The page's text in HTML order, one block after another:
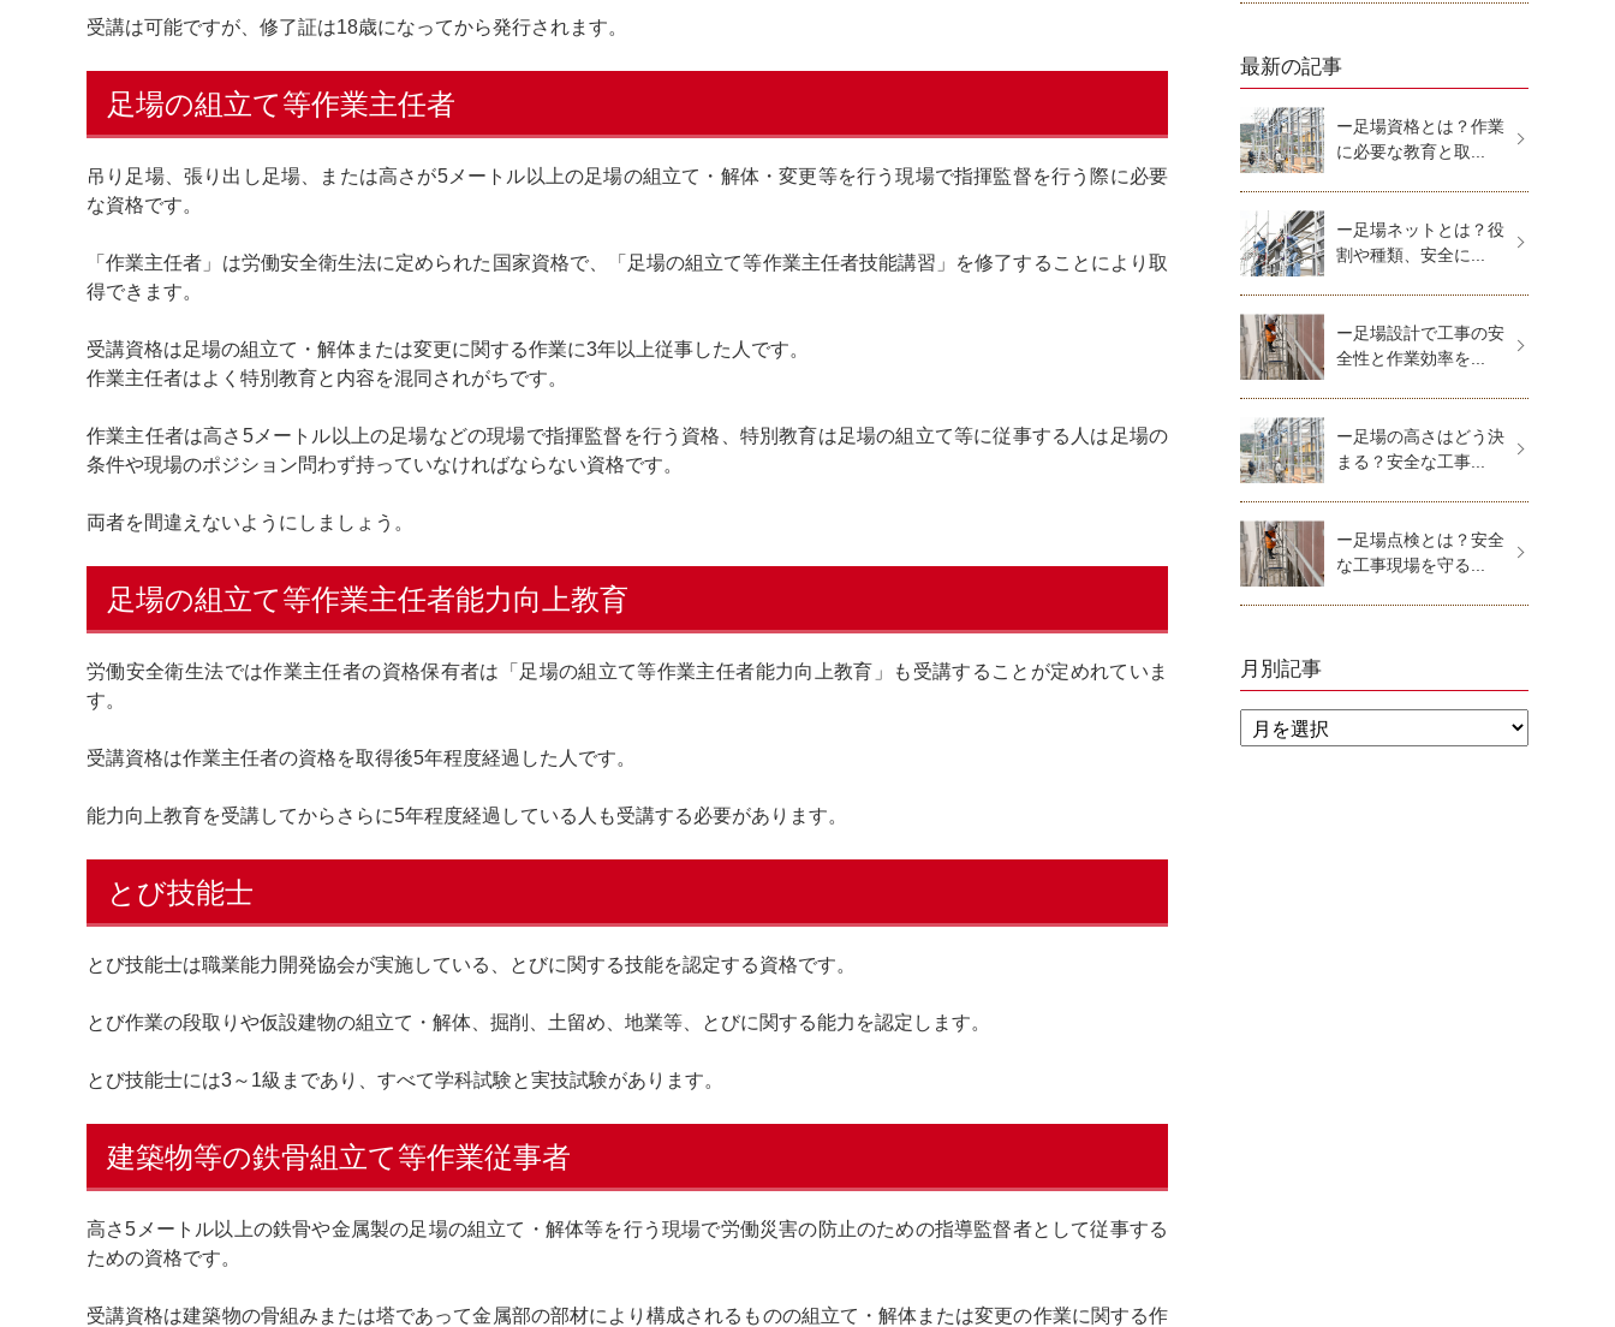
受講は可能ですが、修了証は18歳になってから発行されます。
足場の組立て等作業主任者
吊り足場、張り出し足場、または高さが5メートル以上の足場の組立て・解体・変更等を行う現場で指揮監督を行う際に必要
な資格です。
「作業主任者」は労働安全衛生法に定められた国家資格で、「足場の組立て等作業主任者技能講習」を修了することにより取
得できます。
受講資格は足場の組立て・解体または変更に関する作業に3年以上従事した人です。
作業主任者はよく特別教育と内容を混同されがちです。
作業主任者は高さ5メートル以上の足場などの現場で指揮監督を行う資格、特別教育は足場の組立て等に従事する人は足場の
条件や現場のポジション問わず持っていなければならない資格です。
両者を間違えないようにしましょう。
足場の組立て等作業主任者能力向上教育
労働安全衛生法では作業主任者の資格保有者は「足場の組立て等作業主任者能力向上教育」も受講することが定めれていま
す。
受講資格は作業主任者の資格を取得後5年程度経過した人です。
能力向上教育を受講してからさらに5年程度経過している人も受講する必要があります。
とび技能士
とび技能士は職業能力開発協会が実施している、とびに関する技能を認定する資格です。
とび作業の段取りや仮設建物の組立て・解体、掘削、土留め、地業等、とびに関する能力を認定します。
とび技能士には3～1級まであり、すべて学科試験と実技試験があります。
建築物等の鉄骨組立て等作業従事者
高さ5メートル以上の鉄骨や金属製の足場の組立て・解体等を行う現場で労働災害の防止のための指導監督者として従事する
ための資格です。
受講資格は建築物の骨組みまたは塔であって金属部の部材により構成されるものの組立て・解体または変更の作業に関する作
最新の記事
ー足場資格とは？作業
に必要な教育と取...
ー足場ネットとは？役
割や種類、安全に...
ー足場設計で工事の安
全性と作業効率を...
ー足場の高さはどう決
まる？安全な工事...
ー足場点検とは？安全
な工事現場を守る...
月別記事